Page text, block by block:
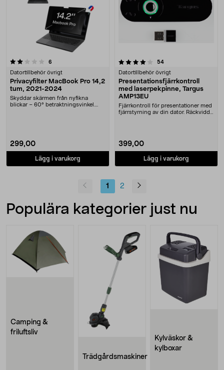
6
Datortillbehör övrigt
Privacyfilter MacBook Pro 14,2
tum, 2021-2024
Skyddar skärmen från nyfikna
blickar – 60° betraktningsvinkel.
299,00
Lägg i varukorg
4.0 av 5 stjärnor 54recensioner
Datortillbehör övrigt
Presentationsfjärrkontroll
med laserpekpinne, Targus
AMP13EU
Fjärrkontroll för presentationer med
fjärrstyrning av din dator. Räckvidd
399,00
Lägg i varukorg
1 2
Populära kategorier just nu
Camping &
friluftsliv
Trädgårdsmaskiner
Kylväskor &
kylboxar